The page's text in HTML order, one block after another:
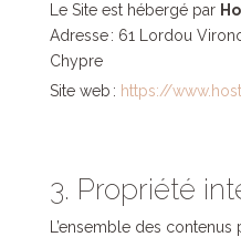
Le Site est hébergé par
Adresse : 61 Lordou
Chypre
Site web : https://
3. Propriété
L’ensemble des